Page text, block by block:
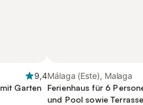
9,4
Garten
Málaga (Este), Malaga
Ferienhaus für 6
und Pool sowie